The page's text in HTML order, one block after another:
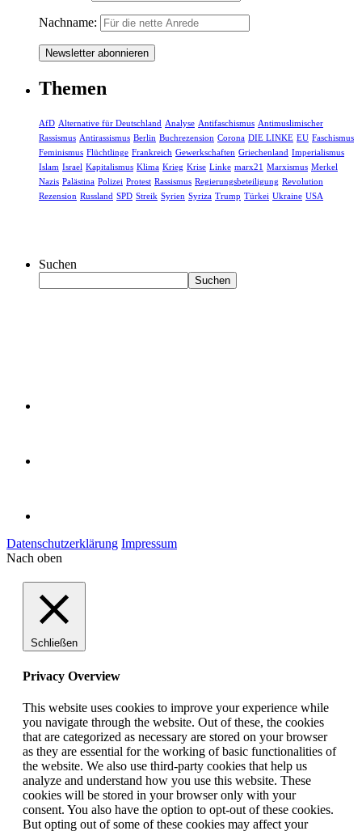
Nachname:
Themen
AfD Alternative für Deutschland Analyse Antifaschismus Antimuslimischer
Rassismus Antirassismus Berlin Buchrezension Corona DIE LINKE EU Faschismus
Feminismus Flüchtlinge Frankreich Gewerkschaften Griechenland Imperialismus
Islam Israel Kapitalismus Klima Krieg Krise Linke marx21 Marxismus Merkel
Nazis Palästina Polizei Protest Rassismus Regierungsbeteiligung Revolution
Rezension Russland SPD Streik Syrien Syriza Trump Türkei Ukraine USA
Suchen
Suchen
Datenschutzerklärung Impressum
Nach oben
Schließen
Privacy Overview
This website uses cookies to improve your experience while
you navigate through the website. Out of these, the cookies
that are categorized as necessary are stored on your browser
as they are essential for the working of basic functionalities of
the website. We also use third-party cookies that help us
analyze and understand how you use this website. These
cookies will be stored in your browser only with your
consent. You also have the option to opt-out of these cookies.
But opting out of some of these cookies may affect your